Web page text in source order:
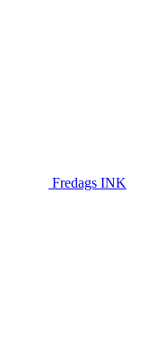
Fredags INK